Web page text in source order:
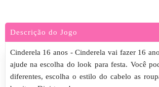
Descrição do Jogo
Cinderela 16 anos - Cinderela vai fazer 16
ajude na escolha do look para festa. Você
diferentes, escolha o estilo do cabelo as